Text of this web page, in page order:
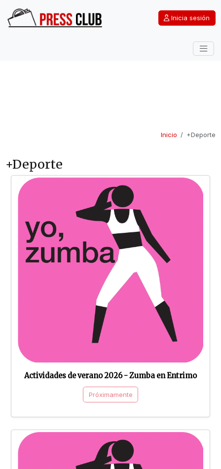
Inicia sesión
Inicio +Deporte
+Deporte
Actividades de verano 2026 - Zumba en Entrimo
Próximamente